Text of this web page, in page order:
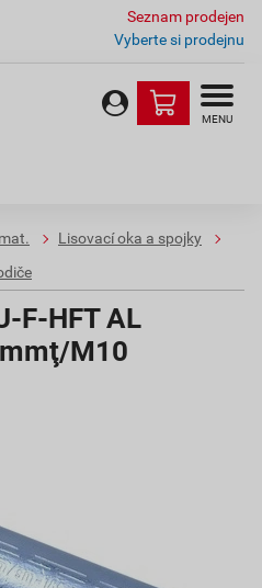
Seznam prodejen
Vyberte si prodejnu
MENU
Lisovací oka a spojky
F-HFT AL
M10